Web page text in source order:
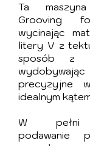
Ta
Grooving
wycinając
litery V z
sposób z
precyzyjne
idealnym
W pełni
podawanie